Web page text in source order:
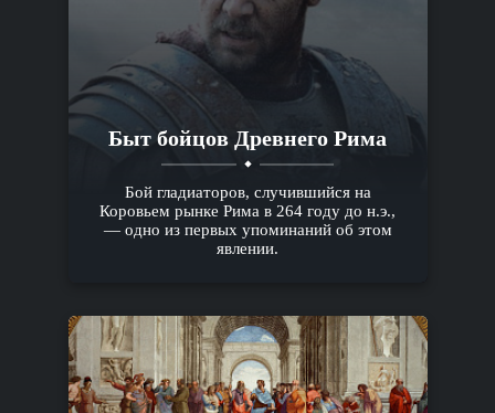
Быт бойцов Древнего Рима
Бой гладиаторов, случившийся на
Коровьем рынке Рима в 264 году до н.э.,
— одно из первых упоминаний об этом
явлении.